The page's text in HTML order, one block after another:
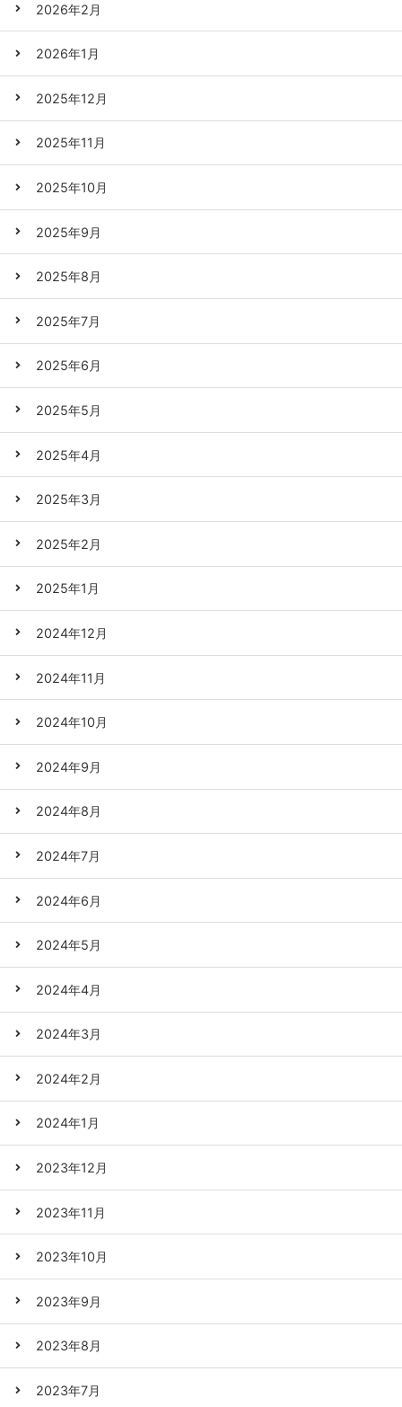
2026年2月
2026年1月
2025年12月
2025年11月
2025年10月
2025年9月
2025年8月
2025年7月
2025年6月
2025年5月
2025年4月
2025年3月
2025年2月
2025年1月
2024年12月
2024年11月
2024年10月
2024年9月
2024年8月
2024年7月
2024年6月
2024年5月
2024年4月
2024年3月
2024年2月
2024年1月
2023年12月
2023年11月
2023年10月
2023年9月
2023年8月
2023年7月